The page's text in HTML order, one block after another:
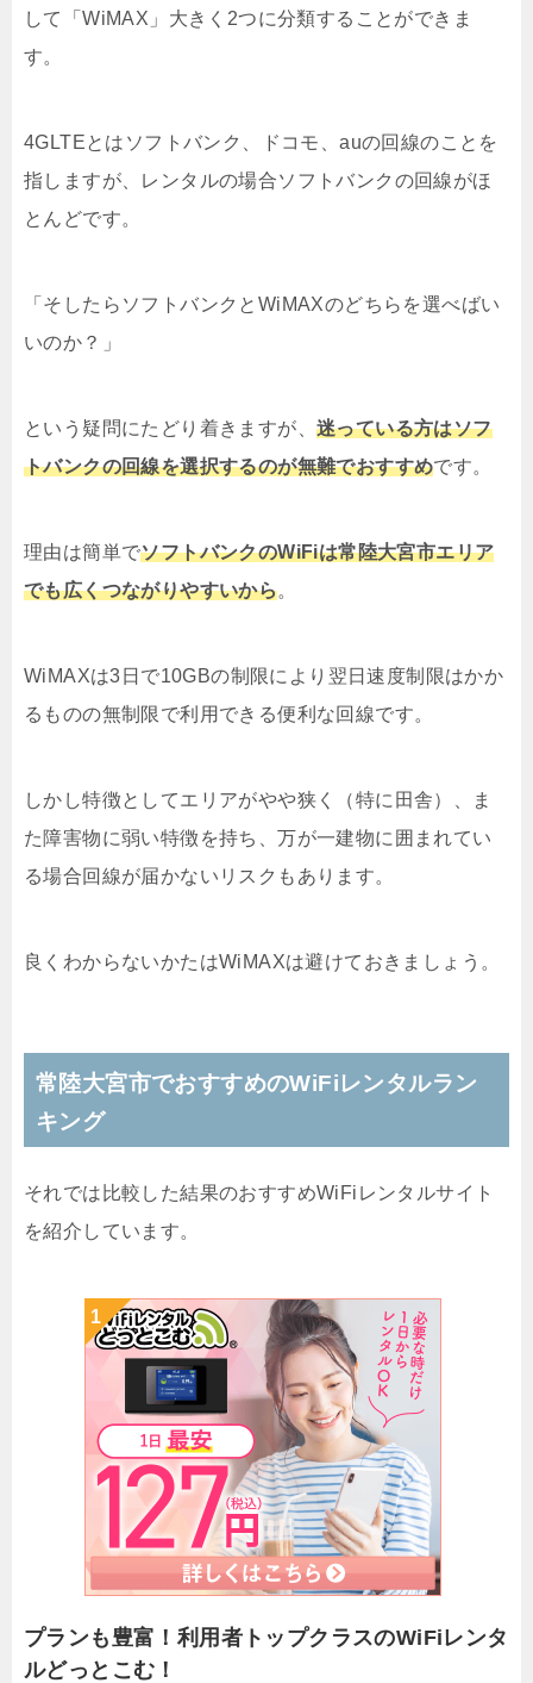
して「WiMAX」大きく2つに分類することができま
す。
4GLTEとはソフトバンク、ドコモ、auの回線のことを
指しますが、レンタルの場合ソフトバンクの回線がほ
とんどです。
「そしたらソフトバンクとWiMAXのどちらを選べばい
いのか？」
という疑問にたどり着きますが、 迷っている方はソフ
トバンクの回線を選択するのが無難でおすすめです。
理由は簡単でソフトバンクのWiFiは常陸大宮市エリア
でも広くつながりやすいから。
WiMAXは3日で10GBの制限により翌日速度制限はかか
るものの無制限で利用できる便利な回線です。
しかし特徴としてエリアがやや狭く（特に田舎）、ま
た障害物に弱い特徴を持ち、万が一建物に囲まれてい
る場合回線が届かないリスクもあります。
良くわからないかたはWiMAXは避けておきましょう。
常陸大宮市でおすすめのWiFiレンタルラン
キング
それでは比較した結果のおすすめWiFiレンタルサイト
を紹介しています。
プランも豊富！利用者トップクラスのWiFiレンタ
ルどっとこむ！